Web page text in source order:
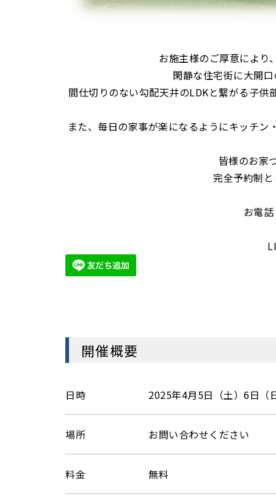
お施主様のご厚意により
閑静な住宅街に大開
間仕切りのない勾配天井のLDKと繋がる子
また、毎日の家事が楽になるようにキッチ
皆様のお家
完全予約制
お電
開催概要
日時 2025年4月5日（土）6日（日
場所 お問い合わせください
料金 無料